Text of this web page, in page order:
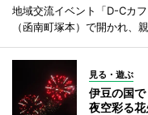
地域交流イベント「D-Cカ
（函南町塚本）で開かれ、
見る・遊ぶ
伊豆の国
夜空彩る